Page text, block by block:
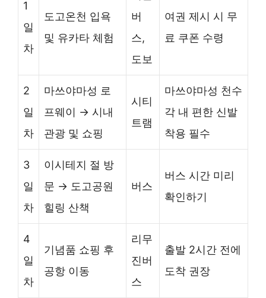
1
일
차
도고온천 입욕
및 유카타 체험
버
스,
도보
여권 제시 시 무
료 쿠폰 수령
2
일
차
마쓰야마성 로
프웨이 → 시내
관광 및 쇼핑
시티
트램
마쓰야마성 천수
각 내 편한 신발
착용 필수
3
일
차
이시테지 절 방
문 → 도고공원
힐링 산책
버스
버스 시간 미리
확인하기
4
일
차
기념품 쇼핑 후
공항 이동
리무
진버
스
출발 2시간 전에
도착 권장